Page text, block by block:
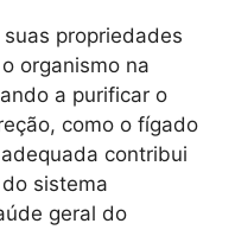
propriedades
organismo na
a purificar o
como o fígado
contribui
sistema
geral do